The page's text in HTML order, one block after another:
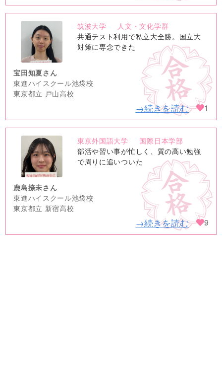
no
image
筑波大学
人文・文化学群
共通テスト利用で私立大全勝。国立大
対策に専念できた
宝田知夏さん
東進ハイスクール池袋校
東京都立 戸山高校
→続きを読む 1
no
image
東京外国語大学
国際日本学部
部活や習い事が忙しく、質の高い勉強
で周りに追いついた
鹿島捺未さん
東進ハイスクール池袋校
東京都立 新宿高校
→続きを読む 9